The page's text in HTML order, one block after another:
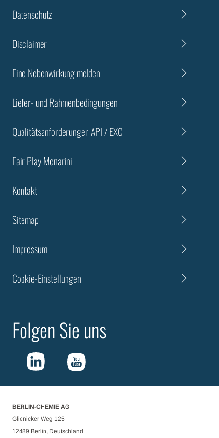
Datenschutz
Disclaimer
Eine Nebenwirkung melden
Liefer- und Rahmenbedingungen
Qualitätsanforderungen API / EXC
Fair Play Menarini
Kontakt
Sitemap
Impressum
Cookie-Einstellungen
Folgen Sie uns
BERLIN-CHEMIE AG
Glienicker Weg 125
12489 Berlin, Deutschland